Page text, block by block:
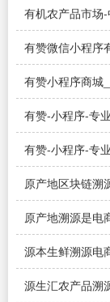
有机农产品市场
前国内有机肥行
做?
有赞微信小程序
才能拥有微信小
有赞小程序商城
流量用户|小程
有赞-小程序-专
用|微信小程序
有赞-小程序-专
用|有哪些好用
原产地区块链溯
言，区块链技术
——溯源系统
原产地溯源是电
源系统？——溯
源本生鲜溯源电
送食材的，大家
——溯源系统
源生汇农产品溯